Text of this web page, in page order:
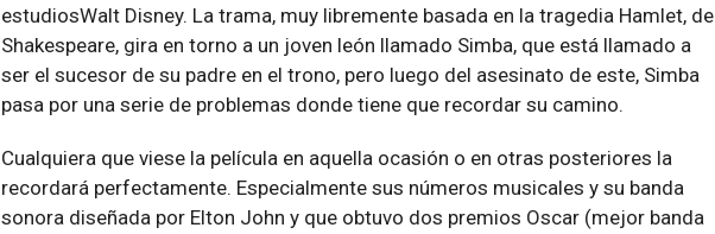
estudiosWalt Disney. La trama, muy libremente basada en la tragedia Hamlet, de
Shakespeare, gira en torno a un joven león llamado Simba, que está llamado a
ser el sucesor de su padre en el trono, pero luego del asesinato de este, Simba
pasa por una serie de problemas donde tiene que recordar su camino.
Cualquiera que viese la película en aquella ocasión o en otras posteriores la
recordará perfectamente. Especialmente sus números musicales y su banda
sonora diseñada por Elton John y que obtuvo dos premios Oscar (mejor banda